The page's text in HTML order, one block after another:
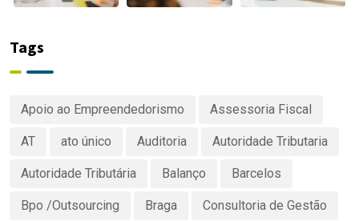
Tags
Apoio ao Empreendedorismo Assessoria Fiscal
AT ato único Auditoria Autoridade Tributaria
Autoridade Tributária Balanço Barcelos
Bpo /Outsourcing Braga Consultoria de Gestão